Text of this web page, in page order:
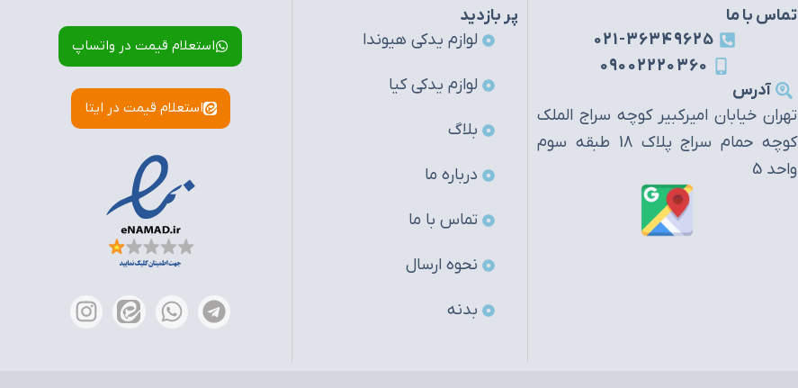
تماس با ما
021-36349625
09002220360
آدرس
تهران خیابان امیرکبیر کوچه سراج الملک
کوچه حمام سراج پلاک 18 طبقه سوم
واحد 5
پر بازدید
لوازم یدکی هیوندا
لوازم یدکی کیا
بلاگ
درباره ما
تماس با ما
نحوه ارسال
بدنه
استعلام قیمت در واتساپ
استعلام قیمت در ایتا